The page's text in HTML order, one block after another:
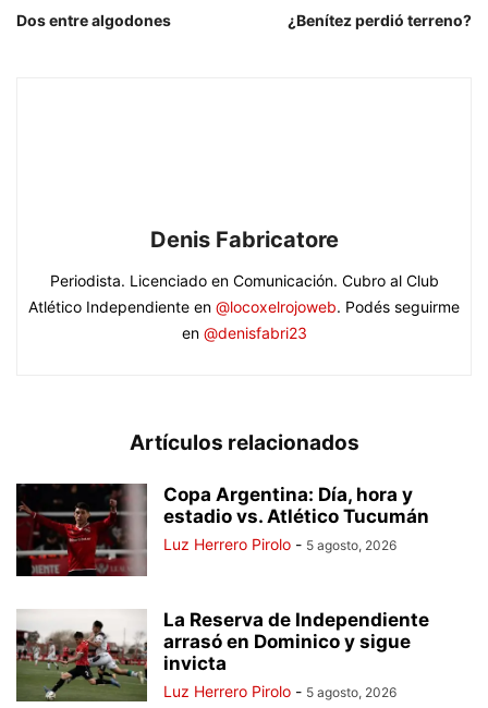
Dos entre algodones ¿Benítez perdió terreno?
Denis Fabricatore
Periodista. Licenciado en Comunicación. Cubro al Club
Atlético Independiente en @locoxelrojoweb. Podés seguirme
en @denisfabri23
Artículos relacionados
Copa Argentina: Día, hora y
estadio vs. Atlético Tucumán
Luz Herrero Pirolo - 5 agosto, 2026
La Reserva de Independiente
arrasó en Dominico y sigue
invicta
Luz Herrero Pirolo - 5 agosto, 2026